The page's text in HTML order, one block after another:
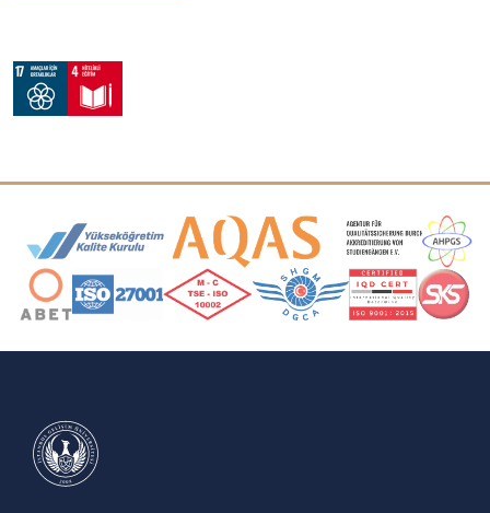
Akreditasyon ve Üyelik Logoları